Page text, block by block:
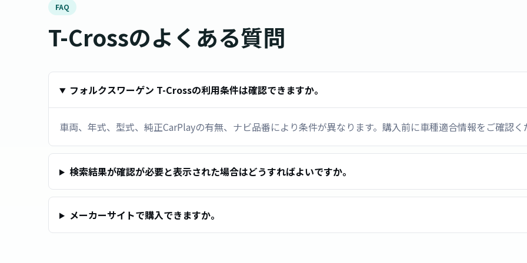
FAQ
T-Crossのよくある質問
フォルクスワーゲン T-Crossの利用条件は確認できますか。
車両、年式、型式、純正CarPlayの有無、ナビ品番により条件が異なります。購入前に車種適合情報をご確認く
検索結果が確認が必要と表示された場合はどうすればよいですか。
メーカーサイトで購入できますか。